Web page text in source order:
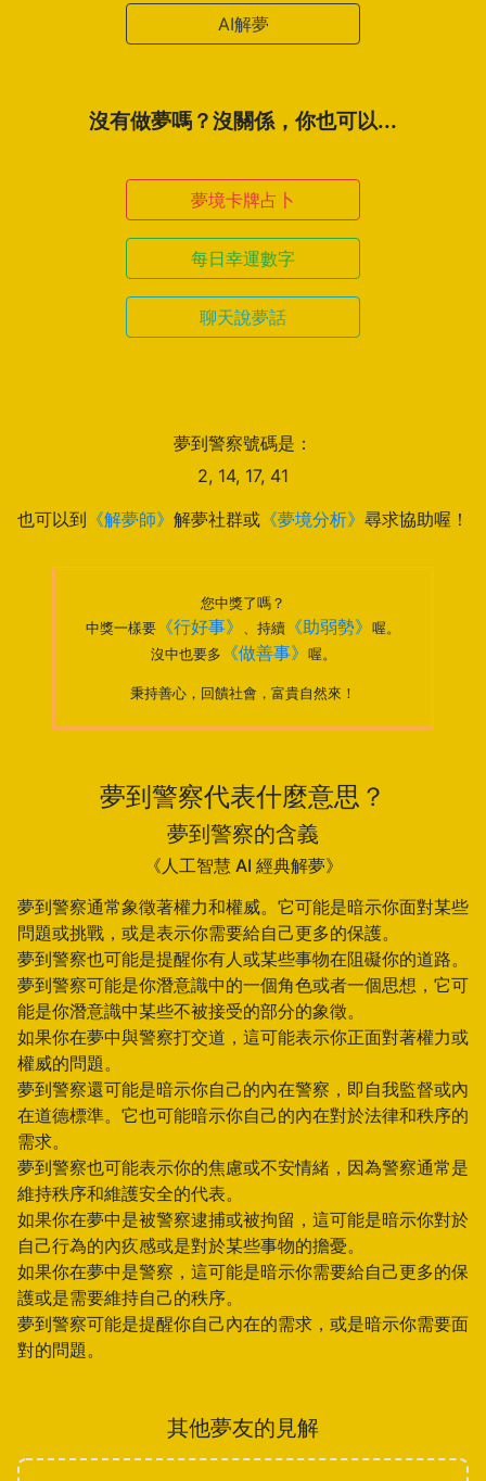
AI解夢
沒有做夢嗎？沒關係，你也可以...
夢境卡牌占卜
每日幸運數字
聊天說夢話
夢到警察號碼是：
2, 14, 17, 41
也可以到 《解夢師》 解夢社群或 《夢境分析》 尋求協助喔！
您中獎了嗎？
中獎一樣要 《行好事》 、持續 《助弱勢》 喔。
沒中也要多
《做善事》 喔。
秉持善心，回饋社會，富貴自然來！
夢到警察代表什麼意思？
夢到警察的含義
《人工智慧 AI 經典解夢》
夢到警察通常象徵著權力和權威。它可能是暗示你面對某些
問題或挑戰，或是表示你需要給自己更多的保護。
夢到警察也可能是提醒你有人或某些事物在阻礙你的道路。
夢到警察可能是你潛意識中的一個角色或者一個思想，它可
能是你潛意識中某些不被接受的部分的象徵。
如果你在夢中與警察打交道，這可能表示你正面對著權力或
權威的問題。
夢到警察還可能是暗示你自己的內在警察，即自我監督或內
在道德標準。它也可能暗示你自己的內在對於法律和秩序的
需求。
夢到警察也可能表示你的焦慮或不安情緒，因為警察通常是
維持秩序和維護安全的代表。
如果你在夢中是被警察逮捕或被拘留，這可能是暗示你對於
自己行為的內疚感或是對於某些事物的擔憂。
如果你在夢中是警察，這可能是暗示你需要給自己更多的保
護或是需要維持自己的秩序。
夢到警察可能是提醒你自己內在的需求，或是暗示你需要面
對的問題。
其他夢友的見解